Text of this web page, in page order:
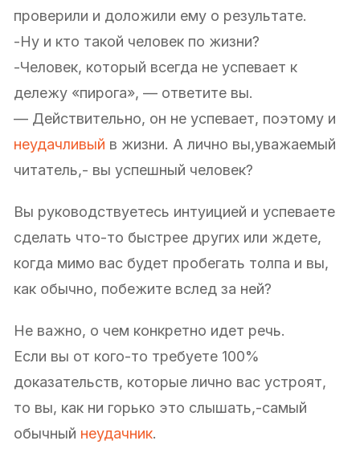
проверили и доложили ему о результате.
-Ну и кто такой человек по жизни?
-Человек, который всегда не успевает к
дележу «пирога», — ответите вы.
— Действительно, он не успевает, поэтому и
неудачливый в жизни. А лично вы,уважаемый
читатель,- вы успешный человек?
Вы руководствуетесь интуицией и успеваете
сделать что-то быстрее других или ждете,
когда мимо вас будет пробегать толпа и вы,
как обычно, побежите вслед за ней?
Не важно, о чем конкретно идет речь.
Если вы от кого-то требуете 100%
доказательств, которые лично вас устроят,
то вы, как ни горько это слышать,-самый
обычный неудачник.